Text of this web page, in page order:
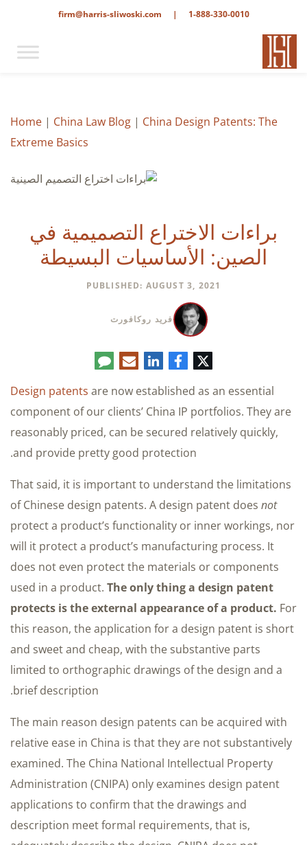
1-888-330-0010
|
firm@harris-sliwoski.com
Home | China Law Blog | China Design Patents: The
Extreme Basics
براءات الاختراع التصميمية في
الصين: الأساسيات البسيطة
PUBLISHED: AUGUST 3, 2021
فريد روكافورت
تويترفيسبوكلينكدإنالبريد
الإلكتروني
تعليق
Design patents are now established as an essential
component of our clients’ China IP portfolios. They are
reasonably priced, can be secured relatively quickly,
and provide pretty good protection.
That said, it is important to understand the limitations
of Chinese design patents. A design patent does not
protect a product’s functionality or inner workings, nor
will it protect a product’s manufacturing process. It
does not even protect the materials or components
used in a product. The only thing a design patent
protects is the external appearance of a product. For
this reason, the application for a design patent is short
and sweet and cheap, with the substantive parts
limited to orthographic drawings of the design and a
brief description.
The main reason design patents can be acquired with
relative ease in China is that they are not substantively
examined. The China National Intellectual Property
Administration (CNIPA) only examines design patent
applications to confirm that the drawings and
description meet formal requirements, that is,